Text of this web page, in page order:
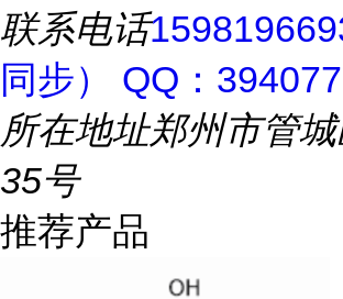
联系电话
同步） QQ：
所在地址郑州市管
35号
推荐产品